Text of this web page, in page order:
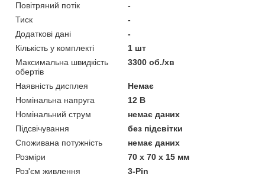
Повітряний потік
-
Тиск
-
Додаткові дані
-
Кількість у комплекті
1 шт
Максимальна швидкість
обертів
3300 об./хв
Наявність дисплея
Немає
Номінальна напруга
12 В
Номінальний струм
немає даних
Підсвічування
без підсвітки
Споживана потужність
немає даних
Розміри
70 х 70 х 15 мм
Роз'єм живлення
3-Pin